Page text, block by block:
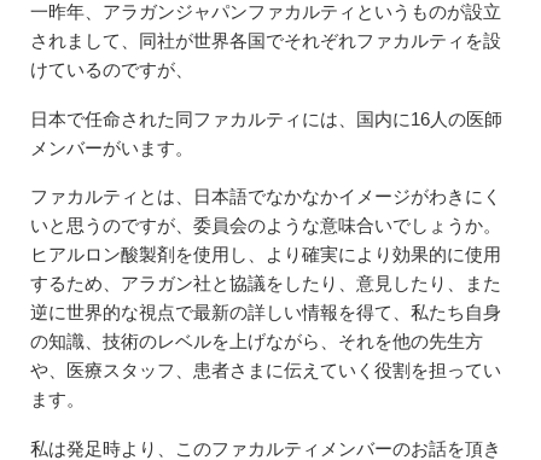
一昨年、アラガンジャパンファカルティというものが設立
されまして、同社が世界各国でそれぞれファカルティを設
けているのですが、
日本で任命された同ファカルティには、国内に16人の医師
メンバーがいます。
ファカルティとは、日本語でなかなかイメージがわきにく
いと思うのですが、委員会のような意味合いでしょうか。
ヒアルロン酸製剤を使用し、より確実により効果的に使用
するため、アラガン社と協議をしたり、意見したり、また
逆に世界的な視点で最新の詳しい情報を得て、私たち自身
の知識、技術のレベルを上げながら、それを他の先生方
や、医療スタッフ、患者さまに伝えていく役割を担ってい
ます。
私は発足時より、このファカルティメンバーのお話を頂き